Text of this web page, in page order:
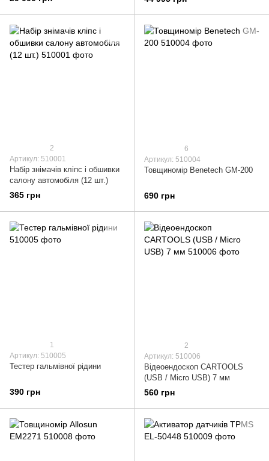
2
Артикул: 510001
Набір знімачів кліпс і обшивки
салону автомобіля (12 шт.)
365 грн
6
Артикул: 510004
Товщиномір Benetech GM-200
690 грн
1
Артикул: 510005
Тестер гальмівної рідини
390 грн
2
Артикул: 510006
Відеоендоскоп CARTOOLS
(USB / Micro USB) 7 мм
560 грн